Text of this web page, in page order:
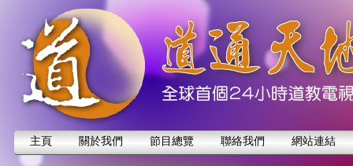
主頁 關於我們 節目總覽 聯絡我們 網站連結